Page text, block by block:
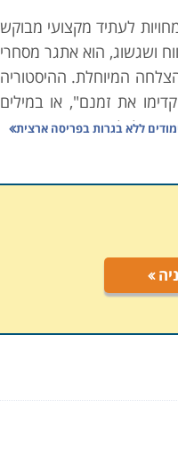
לעתיד מקצועי מבוקש
ושגשוג, הוא אתגר מסחרי
המיוחלת. ההיסטוריה
את זמנם", או במילים
בל לא היה מי שהמציא
המצאה, שירות או מוצר,
את התועלת הרצויה. מהלך
ומקדם את נגישות ההצעה
בה – שילוט במרחב
לפנות להמון, ולשם כך
ללא בגרות בפריסה ארצית